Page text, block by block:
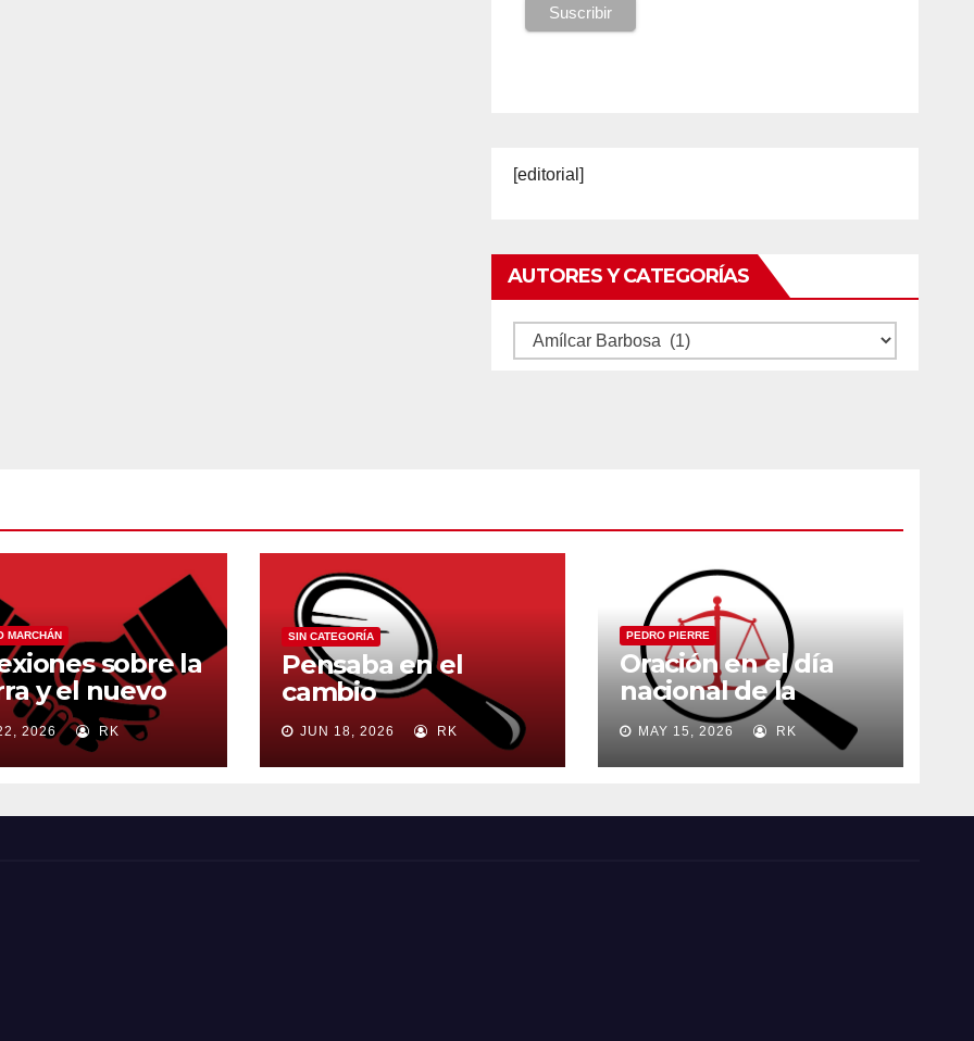
[editorial]
AUTORES Y CATEGORÍAS
Autores
MARCHÁN
sobre la
y el nuevo
mundial
2026 RK
SIN CATEGORÍA
Pensaba en el
cambio
JUN 18, 2026 RK
PEDRO PIERRE
Oración en el día
nacional de la
madre
MAY 15, 2026 RK